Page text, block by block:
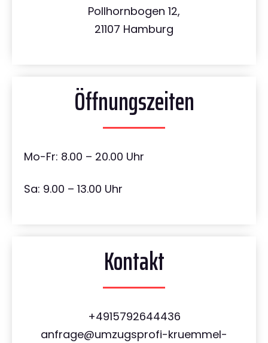
Pollhornbogen 12,
21107 Hamburg
Öffnungszeiten
Mo-Fr: 8.00 – 20.00 Uhr
Sa: 9.00 – 13.00 Uhr
Kontakt
+4915792644436
anfrage@umzugsprofi-kruemmel-